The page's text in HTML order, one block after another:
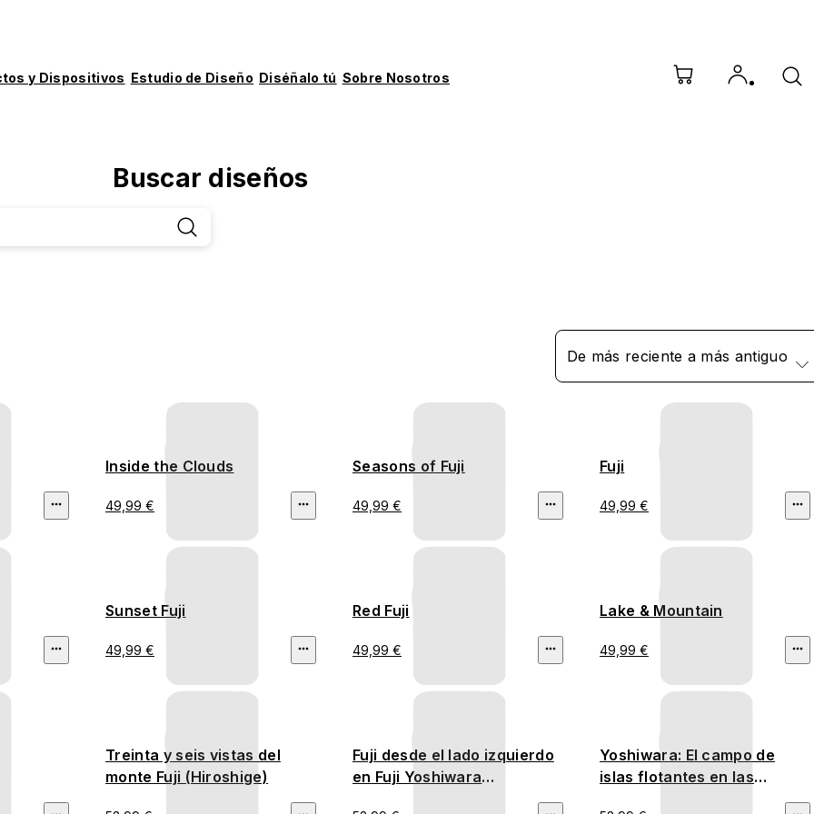
y Dispositivos Estudio de Diseño Diséñalo tú Sobre Nosotros
Buscar diseños
De más reciente a más antiguo
Inside the Clouds
49,99 €
Seasons of Fuji
49,99 €
Fuji
49,99 €
Sunset Fuji
49,99 €
Red Fuji
49,99 €
Lake & Mountain
49,99 €
Treinta y seis vistas del
monte Fuji (Hiroshige)
Fuji desde el lado izquierdo
en Fuji Yoshiwara
Yoshiwara: El campo de
islas flotantes en las